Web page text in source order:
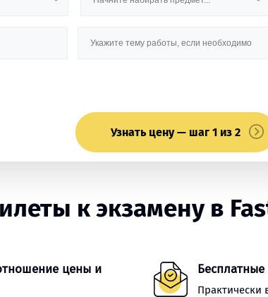
Узнать цену — шаг 1 из 2
к экзамену в
цены и
Практически